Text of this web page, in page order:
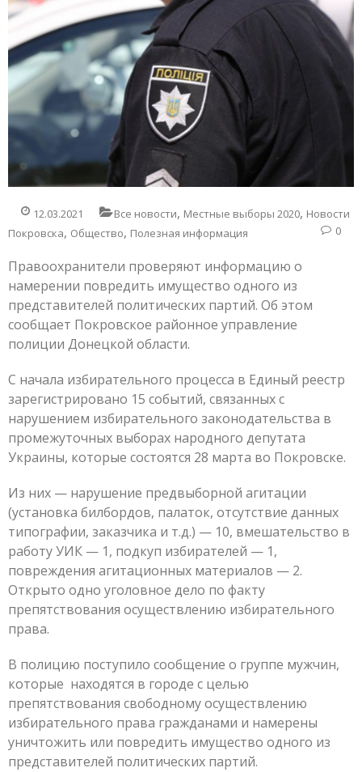
12.03.2021 Все новости, Местные выборы 2020, Новости
Покровска, Общество, Полезная информация 0
Правоохранители проверяют информацию о
намерении повредить имущество одного из
представителей политических партий. Об этом
сообщает Покровское районное управление
полиции Донецкой области.
С начала избирательного процесса в Единый реестр
зарегистрировано 15 событий, связанных с
нарушением избирательного законодательства в
промежуточных выборах народного депутата
Украины, которые состоятся 28 марта во Покровске.
Из них — нарушение предвыборной агитации
(установка билбордов, палаток, отсутствие данных
типографии, заказчика и т.д.) — 10, вмешательство в
работу УИК — 1, подкуп избирателей — 1,
повреждения агитационных материалов — 2.
Открыто одно уголовное дело по факту
препятствования осуществлению избирательного
права.
В полицию поступило сообщение о группе мужчин,
которые находятся в городе с целью
препятствования свободному осуществлению
избирательного права гражданами и намерены
уничтожить или повредить имущество одного из
представителей политических партий.